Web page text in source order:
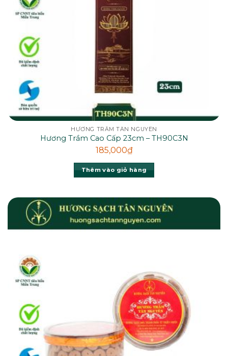
HƯƠNG TRẦM TÂN NGUYÊN
Hương Trầm Cao Cấp 23cm – TH90C3N
185,000₫
Thêm vào giỏ hàng